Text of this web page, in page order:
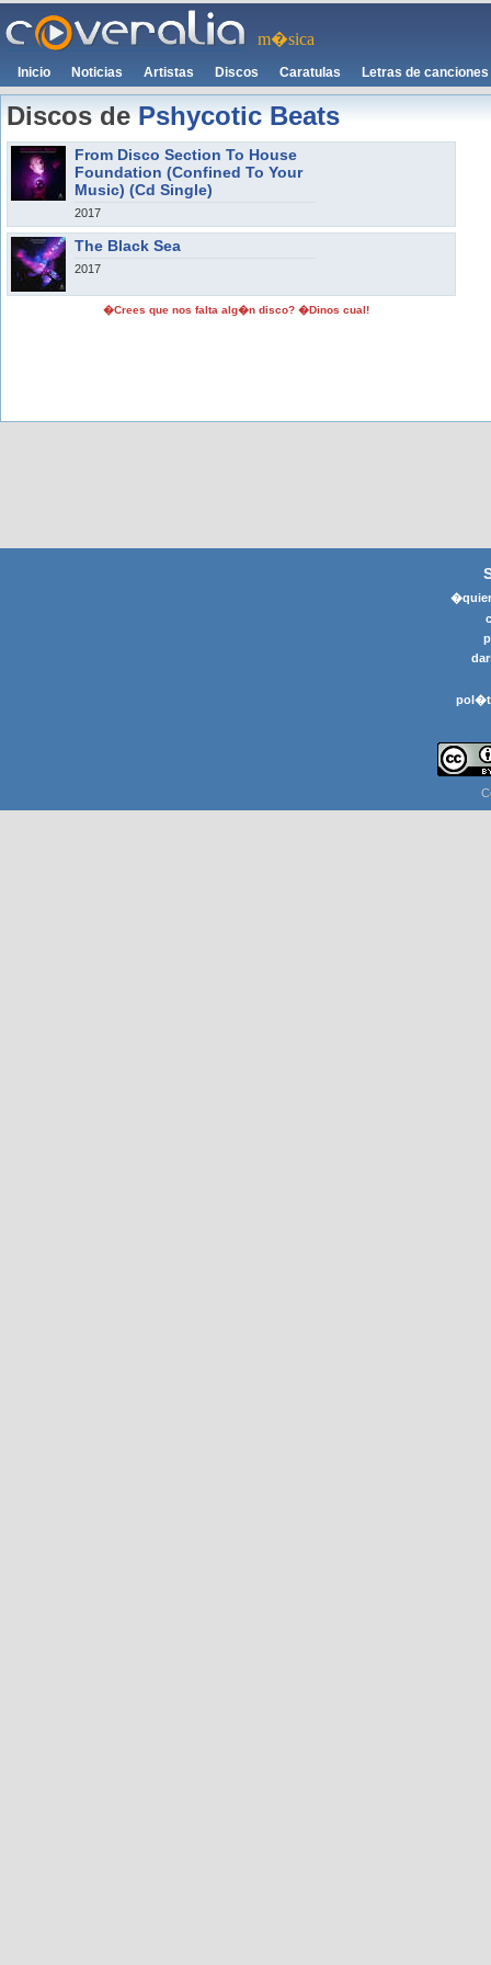
m�sica
Inicio Noticias Artistas Discos Caratulas Letras de canciones
Discos dePshycotic Beats
From Disco Section To House
Foundation (Confined To Your
Music) (Cd Single)
2017
The Black Sea
2017
�Crees que nos falta alg�n disco? �Dinos cual!